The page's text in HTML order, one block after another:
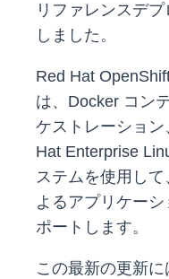
リファレンスデ
しました。
Red Hat
は、Docker コン
ケストレーショ
Hat Enterprise
ステムを使用し
よるアプリケー
ポートします。
この最新の更新